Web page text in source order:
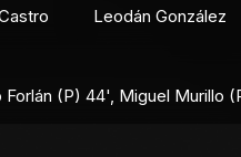
Leodán González
(P) 44', Miguel Murillo